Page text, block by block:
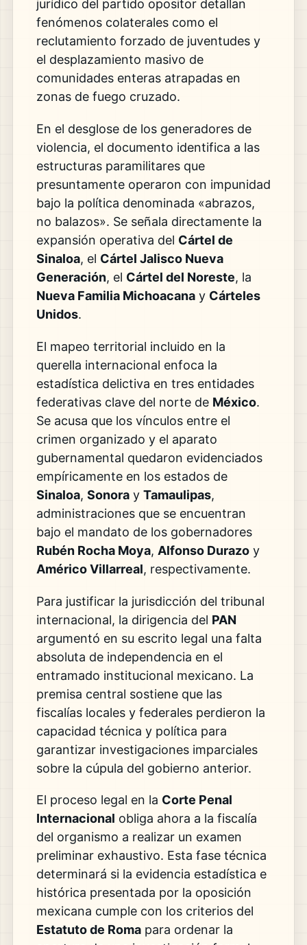
jurídico del partido opositor detallan
fenómenos colaterales como el
reclutamiento forzado de juventudes y
el desplazamiento masivo de
comunidades enteras atrapadas en
zonas de fuego cruzado.
En el desglose de los generadores de
violencia, el documento identifica a las
estructuras paramilitares que
presuntamente operaron con impunidad
bajo la política denominada «abrazos,
no balazos». Se señala directamente la
expansión operativa del Cártel de
Sinaloa, el Cártel Jalisco Nueva
Generación, el Cártel del Noreste, la
Nueva Familia Michoacanay Cárteles
Unidos.
El mapeo territorial incluido en la
querella internacional enfoca la
estadística delictiva en tres entidades
federativas clave del norte de México.
Se acusa que los vínculos entre el
crimen organizado y el aparato
gubernamental quedaron evidenciados
empíricamente en los estados de
Sinaloa, Sonoray Tamaulipas,
administraciones que se encuentran
bajo el mandato de los gobernadores
Rubén Rocha Moya, Alfonso Durazoy
Américo Villarreal, respectivamente.
Para justificar la jurisdicción del tribunal
internacional, la dirigencia del PAN
argumentó en su escrito legal una falta
absoluta de independencia en el
entramado institucional mexicano. La
premisa central sostiene que las
fiscalías locales y federales perdieron la
capacidad técnica y política para
garantizar investigaciones imparciales
sobre la cúpula del gobierno anterior.
El proceso legal en la Corte Penal
Internacional obliga ahora a la fiscalía
del organismo a realizar un examen
preliminar exhaustivo. Esta fase técnica
determinará si la evidencia estadística e
histórica presentada por la oposición
mexicana cumple con los criterios del
Estatuto de Romapara ordenar la